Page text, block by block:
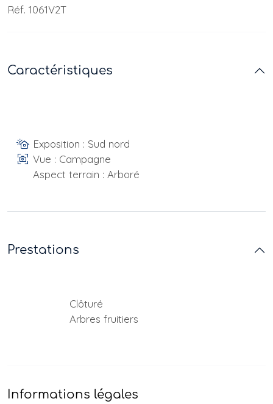
Réf. 1061V2T
Caractéristiques
Exposition : Sud nord
Vue : Campagne
Aspect terrain : Arboré
Prestations
Clôturé
Arbres fruitiers
Informations légales